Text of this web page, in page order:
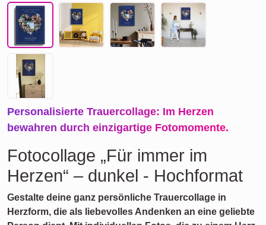
Personalisierte Trauercollage: Im Herzen
bewahren durch einzigartige Fotomomente.
Fotocollage „Für immer im
Herzen“ – dunkel - Hochformat
Gestalte deine ganz persönliche Trauercollage in
Herzform, die als liebevolles Andenken an eine geliebte